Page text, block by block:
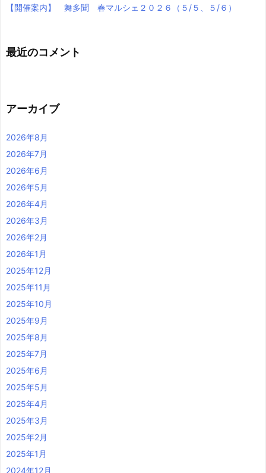
【開催案内】 舞多聞 春マルシェ２０２６（５/５、５/６）
最近のコメント
アーカイブ
2026年8月
2026年7月
2026年6月
2026年5月
2026年4月
2026年3月
2026年2月
2026年1月
2025年12月
2025年11月
2025年10月
2025年9月
2025年8月
2025年7月
2025年6月
2025年5月
2025年4月
2025年3月
2025年2月
2025年1月
2024年12月